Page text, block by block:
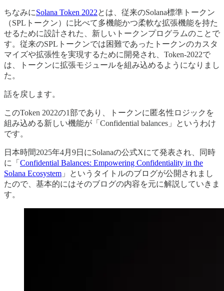
ちなみにSolana Token 2022とは、従来のSolana標準トークン
（SPLトークン）に比べて多機能かつ柔軟な拡張機能を持た
せるために設計された、新しいトークンプログラムのことで
す。従来のSPLトークンでは困難であったトークンのカスタ
マイズや拡張性を実現するために開発され、Token-2022で
は、トークンに拡張モジュールを組み込めるようになりまし
た。
話を戻します。
このToken 2022の1部であり、トークンに匿名性ロジックを
組み込める新しい機能が「Confidential balances」というわけ
です。
日本時間2025年4月9日にSolanaの公式Xにて発表され、同時
に「 Confidential Balances: Empowering Confidentiality in the
Solana Ecosystem 」というタイトルのブログが公開されまし
たので、基本的にはそのブログの内容を元に解説していきま
す。